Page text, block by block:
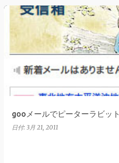
gooメールでピーターラビット
日付: 3月 21, 2011